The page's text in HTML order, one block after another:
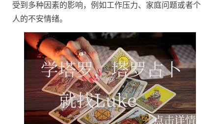
受到多种因素的影响，例如工作压力、家庭问题或者个
人的不安情绪。